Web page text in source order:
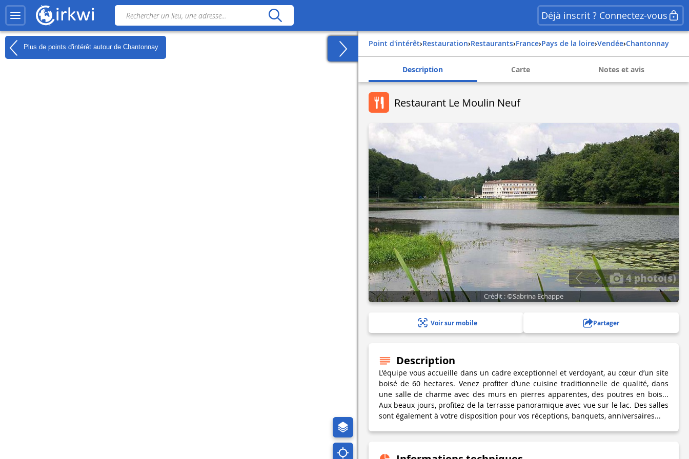
Déjà inscrit ? Connectez-vous
Plus de points d'intérêt autour de Chantonnay Point d'intérêt› Restauration› Restaurants› france› pays de la loire› vendée› chantonnay
Description Carte Notes et avis
Restaurant Le Moulin Neuf
4 photo(s)
Crédit : ©Sabrina Echappe
Voir sur mobile Partager
Description
L'équipe vous accueille dans un cadre exceptionnel et verdoyant, au cœur d’un site
boisé de 60 hectares. Venez profiter d’une cuisine traditionnelle de qualité, dans
une salle de charme avec des murs en pierres apparentes, des poutres en bois...
Aux beaux jours, profitez de la terrasse panoramique avec vue sur le lac. Des salles
sont également à votre disposition pour vos réceptions, banquets, anniversaires...